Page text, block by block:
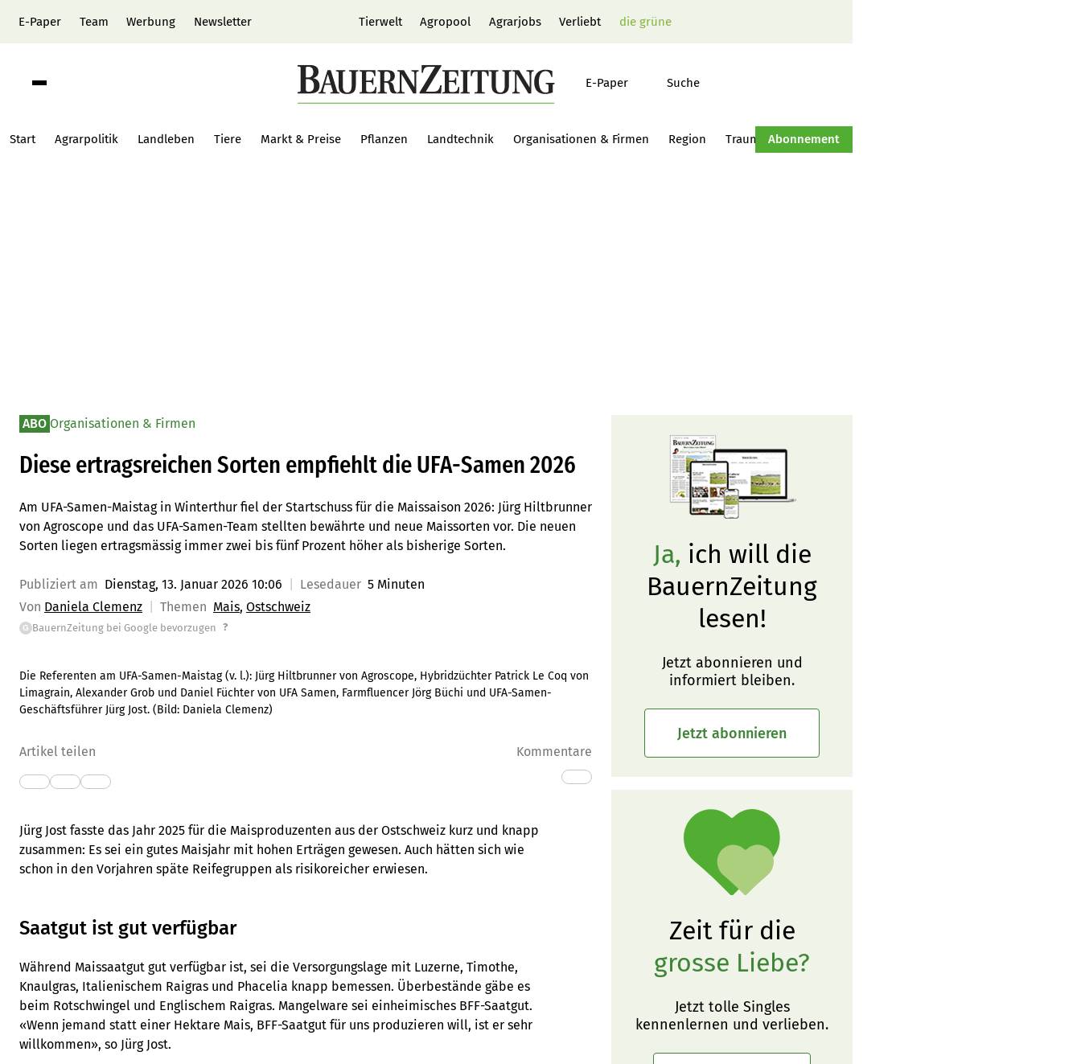
E-Paper Team Werbung Newsletter Tierwelt Agropool Agrarjobs Verliebt die grüne
E-Paper Suche
Start Agrarpolitik Landleben Tiere Markt & Preise Pflanzen Landtechnik Organisationen & Firmen Region Traumtraktor Hof-Management
Abonnement
ABO Organisationen & Firmen
Diese ertragsreichen Sorten empfiehlt die UFA-Samen 2026
Am UFA-Samen-Maistag in Winterthur fiel der Startschuss für die Maissaison 2026: Jürg Hiltbrunner
von Agroscope und das UFA-Samen-Team stellten bewährte und neue Maissorten vor. Die neuen
Sorten liegen ertragsmässig immer zwei bis fünf Prozent höher als bisherige Sorten.
Publiziert am Dienstag, 13. Januar 2026 10:06 Lesedauer 5 Minuten
Von Daniela Clemenz Themen Mais Ostschweiz
G BauernZeitung bei Google bevorzugen ?
Die Referenten am UFA-Samen-Maistag (v. l.): Jürg Hiltbrunner von Agroscope, Hybridzüchter Patrick Le Coq von
Limagrain, Alexander Grob und Daniel Füchter von UFA Samen, Farmfluencer Jörg Büchi und UFA-Samen-
Geschäftsführer Jürg Jost. (Bild: Daniela Clemenz)
Artikel teilen Kommentare
Jürg Jost fasste das Jahr 2025 für die Maisproduzenten aus der Ostschweiz kurz und knapp
zusammen: Es sei ein gutes Maisjahr mit hohen Erträgen gewesen. Auch hätten sich wie
schon in den Vorjahren späte Reifegruppen als risikoreicher erwiesen.
Saatgut ist gut verfügbar
Während Maissaatgut gut verfügbar ist, sei die Versorgungslage mit Luzerne, Timothe,
Knaulgras, Italienischem Raigras und Phacelia knapp bemessen. Überbestände gäbe es
beim Rotschwingel und Englischem Raigras. Mangelware sei einheimisches BFF-Saatgut.
«Wenn jemand statt einer Hektare Mais, BFF-Saatgut für uns produzieren will, ist er sehr
willkommen», so Jürg Jost.
Ja, ich will die
BauernZeitung
lesen!
Jetzt abonnieren und
informiert bleiben.
Jetzt abonnieren
Zeit für die
grosse Liebe?
Jetzt tolle Singles
kennenlernen und verlieben.